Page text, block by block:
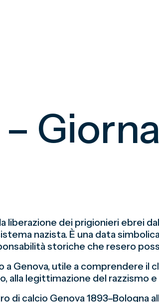
liberazione dei prigionieri ebrei
nazista. È una data
storiche che resero
Genova, utile a comprendere il
alla legittimazione del razzismo
di calcio Genova 1893–Bologna